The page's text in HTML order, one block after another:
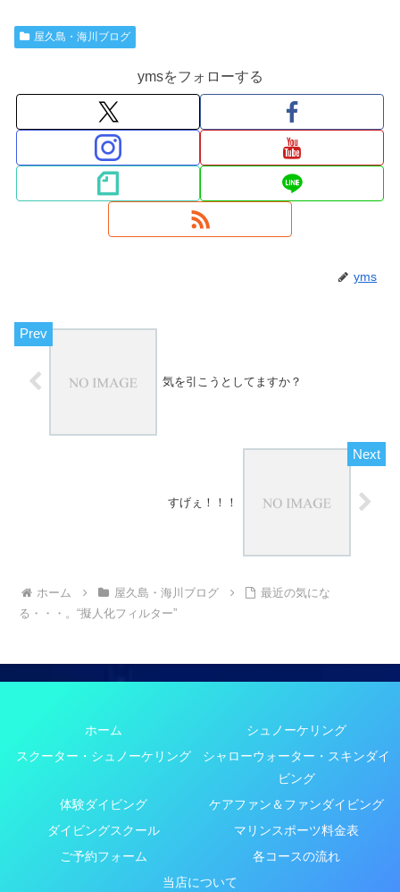
屋久島・海川ブログ
ymsをフォローする
yms
気を引こうとしてますか？
すげぇ！！！
ホーム 屋久島・海川ブログ
最近の気にな
る・・・。“擬人化フィルター”
ホーム
シュノーケリング
スクーター・シュノーケリング
シャローウォーター・スキンダイ
ビング
体験ダイビング
ケアファン＆ファンダイビング
ダイビングスクール
マリンスポーツ料金表
ご予約フォーム
各コースの流れ
当店について